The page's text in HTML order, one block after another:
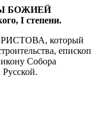
БОЖИЕЙ
I степени.
который
епископ
Собора